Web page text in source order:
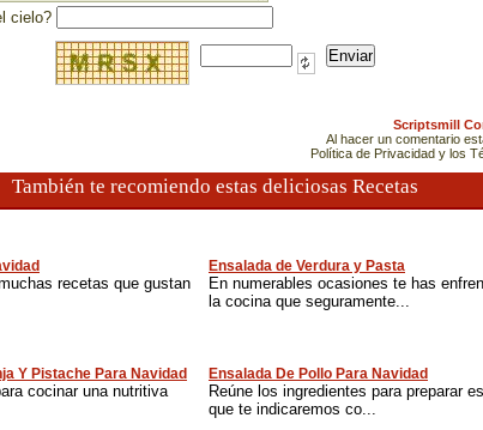
cielo?
Scriptsmill
Al hacer un comentario
Política de Privacidad y los
También te recomiendo estas deliciosas Recetas
recetas que gustan
Ensalada de Verdura y Pasta
En numerables ocasiones te has
la cocina que seguramente...
Y Pistache Para Navidad
cocinar una nutritiva
Ensalada De Pollo Para Navidad
Reúne los ingredientes para preparar
que te indicaremos co...